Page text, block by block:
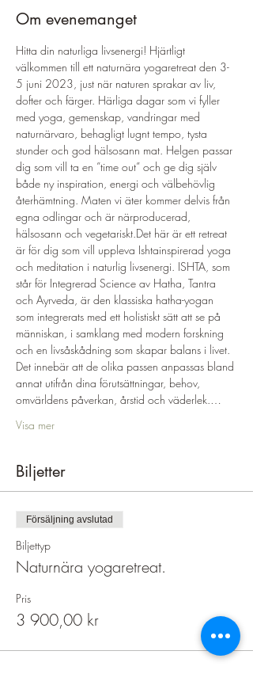
Om evenemanget
Hitta din naturliga livsenergi! Hjärtligt
välkommen till ett naturnära yogaretreat den 3-
5 juni 2023, just när naturen sprakar av liv,
dofter och färger. Härliga dagar som vi fyller
med yoga, gemenskap, vandringar med
naturnärvaro, behagligt lugnt tempo, tysta
stunder och god hälsosann mat. Helgen passar
dig som vill ta en ”time out” och ge dig själv
både ny inspiration, energi och välbehövlig
återhämtning. Maten vi äter kommer delvis från
egna odlingar och är närproducerad,
hälsosann och vegetariskt.Det här är ett retreat
är för dig som vill uppleva Ishtainspirerad yoga
och meditation i naturlig livsenergi. ISHTA, som
står för Integrerad Science av Hatha, Tantra
och Ayrveda, är den klassiska hatha-yogan
som integrerats med ett holistiskt sätt att se på
människan, i samklang med modern forskning
och en livsåskådning som skapar balans i livet.
Det innebär att de olika passen anpassas bland
annat utifrån dina förutsättningar, behov,
omvärldens påverkan, årstid och väderlek.…
Visa mer
Biljetter
Försäljning avslutad
Biljettyp
Naturnära yogaretreat.
Pris
3 900,00 kr